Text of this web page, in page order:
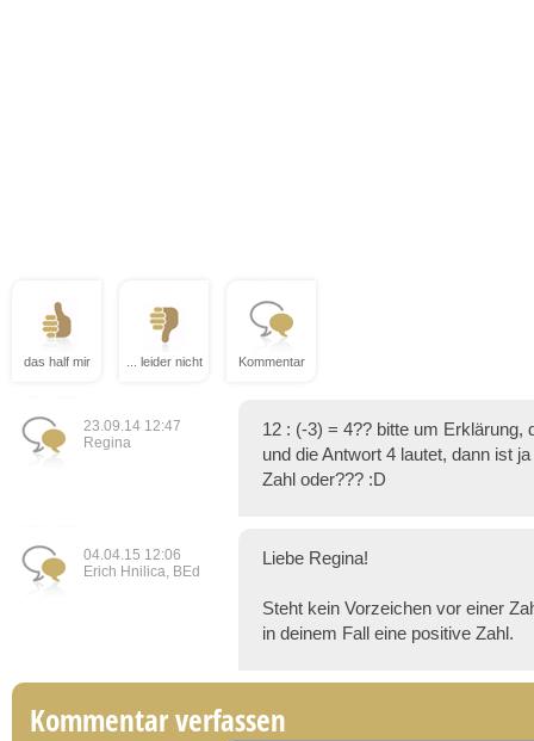
das half mir ... leider nicht Kommentar
23.09.14 12:47
Regina
12 : (-3) = 4?? bitte um Erklärung,
und die Antwort 4 lautet, dann ist
Zahl oder??? :D
04.04.15 12:06
Erich Hnilica, BEd
Liebe Regina!
Steht kein Vorzeichen vor einer
in deinem Fall eine positive Zahl.
Kommentar verfassen